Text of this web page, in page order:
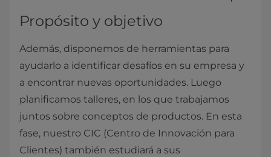
Propósito y objetivo
Además, disponemos de herramientas para
ayudarlo a identificar desafíos en su empresa y
a encontrar nuevas oportunidades. Luego
planificamos talleres, en los que trabajamos
juntos sobre conceptos de productos. En esta
fase, nuestro CIC (Centro de Innovación para
Clientes) también estudiará a sus